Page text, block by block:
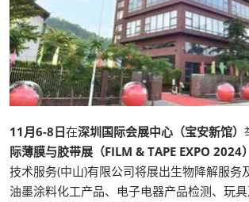
11月6-8日在深圳国际会展中心（宝安新馆）
际薄膜与胶带展（FILM & TAPE EXPO 2024）
技术服务(中山)有限公司将展出生物降解服务
油墨涂料化工产品、电子电器产品检测、玩具